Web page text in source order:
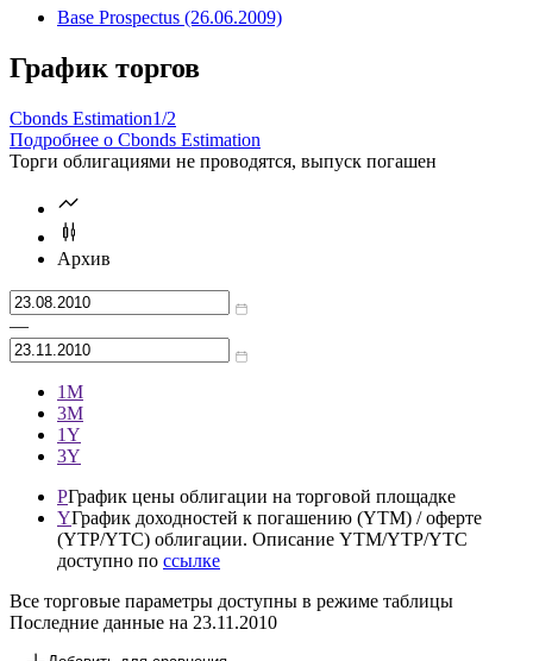
Base Prospectus (26.06.2009)
График торгов
Cbonds Estimation1/2
Подробнее о Cbonds Estimation
Торги облигациями не проводятся, выпуск погашен
Архив
—
1М
3М
1Y
3Y
PГрафик цены облигации на торговой площадке
YГрафик доходностей к погашению (YTM) / оферте
(YTP/YTC) облигации. Описание YTM/YTP/YTC
доступно по ссылке
Все торговые параметры доступны в режиме таблицы
Последние данные на 23.11.2010